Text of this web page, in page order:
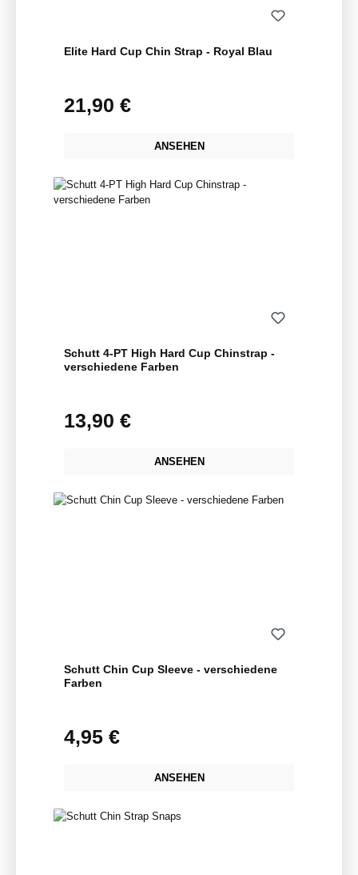
Elite Hard Cup Chin Strap - Royal Blau
Regulärer Preis:
21,90 €
ANSEHEN
Schutt 4-PT High Hard Cup Chinstrap -
verschiedene Farben
Regulärer Preis:
13,90 €
ANSEHEN
Schutt Chin Cup Sleeve - verschiedene
Farben
Regulärer Preis:
4,95 €
ANSEHEN